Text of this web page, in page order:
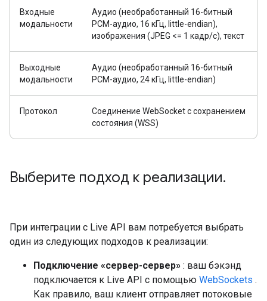
Входные
модальности
Аудио (необработанный 16-битный
PCM-аудио, 16 кГц, little-endian),
изображения (JPEG <= 1 кадр/с), текст
Выходные
модальности
Аудио (необработанный 16-битный
PCM-аудио, 24 кГц, little-endian)
Протокол
Соединение WebSocket с сохранением
состояния (WSS)
Выберите подход к реализации.
При интеграции с Live API вам потребуется выбрать
один из следующих подходов к реализации:
Подключение «сервер-сервер» : ваш бэкэнд
подключается к Live API с помощью WebSockets .
Как правило, ваш клиент отправляет потоковые